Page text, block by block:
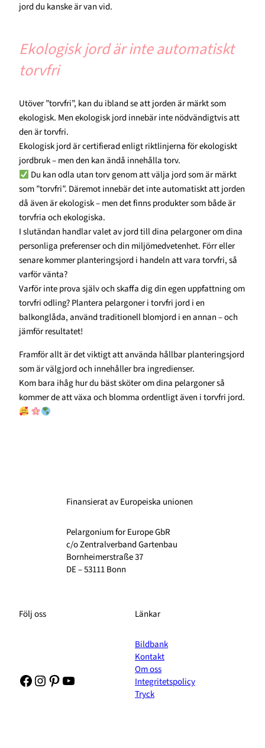
jord du kanske är van vid.
Ekologisk jord är inte automatiskt
torvfri
Utöver ”torvfri”, kan du ibland se att jorden är märkt som
ekologisk. Men ekologisk jord innebär inte nödvändigtvis att
den är torvfri.
Ekologisk jord är certifierad enligt riktlinjerna för ekologiskt
jordbruk – men den kan ändå innehålla torv.
Du kan odla utan torv genom att välja jord som är märkt
som ”torvfri”. Däremot innebär det inte automatiskt att jorden
då även är ekologisk – men det finns produkter som både är
torvfria och ekologiska.
I slutändan handlar valet av jord till dina pelargoner om dina
personliga preferenser och din miljömedvetenhet. Förr eller
senare kommer planteringsjord i handeln att vara torvfri, så
varför vänta?
Varför inte prova själv och skaffa dig din egen uppfattning om
torvfri odling? Plantera pelargoner i torvfri jord i en
balkonglåda, använd traditionell blomjord i en annan – och
jämför resultatet!
Framför allt är det viktigt att använda hållbar planteringsjord
som är välgjord och innehåller bra ingredienser.
Kom bara ihåg hur du bäst sköter om dina pelargoner så
kommer de att växa och blomma ordentligt även i torvfri jord.
Finansierat av Europeiska unionen
Pelargonium for Europe GbR
c/o Zentralverband Gartenbau
Bornheimerstraße 37
DE – 53111 Bonn
Följ oss
Facebook
Instagram
Pinterest
YouTube
Länkar
Bildbank
Kontakt
Om oss
Integritetspolicy
Tryck